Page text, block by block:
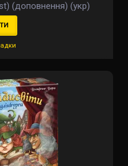
(доповнення) (укр)